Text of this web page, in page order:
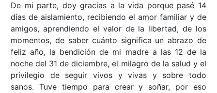
De mi parte, doy gracias a la vida porque pasé 14
días de aislamiento, recibiendo el amor familiar y de
amigos, aprendiendo el valor de la libertad, de los
momentos, de saber cuánto significa un abrazo de
feliz año, la bendición de mi madre a las 12 de la
noche del 31 de diciembre, el milagro de la salud y el
privilegio de seguir vivos y vivas y sobre todo
sanos. Tuve tiempo para crear y soñar, por eso